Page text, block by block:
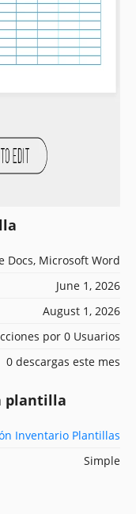
Docs, Microsoft Word
June 1, 2026
August 1, 2026
por 0 Usuarios
0 descargas este mes
plantilla
Inventario Plantillas
Simple